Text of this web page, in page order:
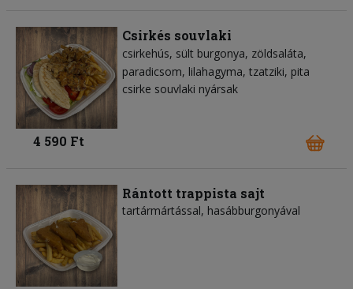
Csirkés souvlaki
csirkehús sült burgonya zöldsaláta
paradicsom lilahagyma tzatziki pita
csirke souvlaki nyársak
4 590 Ft
Rántott trappista sajt
tartármártással, hasábburgonyával